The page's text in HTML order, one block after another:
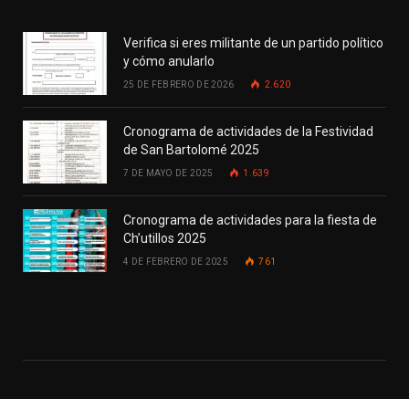
Verifica si eres militante de un partido político
y cómo anularlo
25 DE FEBRERO DE 2026 2.620
Cronograma de actividades de la Festividad
de San Bartolomé 2025
7 DE MAYO DE 2025 1.639
Cronograma de actividades para la fiesta de
Ch’utillos 2025
4 DE FEBRERO DE 2025 761